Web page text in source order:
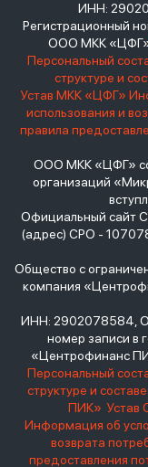
ИНН:
Регистрационный
ООО МКК
Персональный
структуре и
Устав МКК «ЦФГ»
использования и
правила
ООО МКК «ЦФГ»
организаций
Официальный сайт
(адрес) СРО -
Общество с
компания
ИНН: 2902078584,
номер записи в
«Центрофинанс
Персональный
структуре и
ПИК»
Информация об
возврата
предоставления